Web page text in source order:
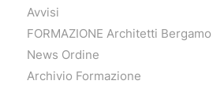
Avvisi
FORMAZIONE Architetti Bergamo
News Ordine
Archivio Formazione